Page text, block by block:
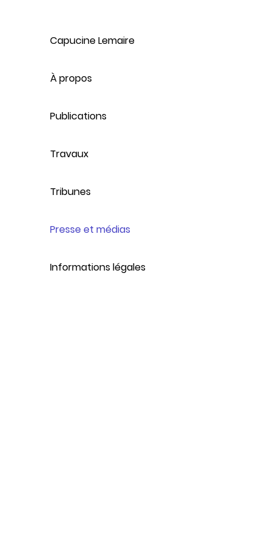
Capucine Lemaire
À propos
Publications
Travaux
Tribunes
Presse et médias
Informations légales